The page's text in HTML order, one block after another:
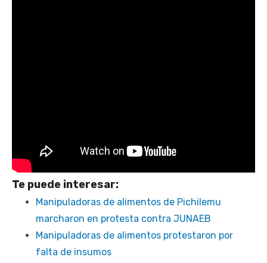
Te puede interesar:
Manipuladoras de alimentos de Pichilemu
marcharon en protesta contra JUNAEB
Manipuladoras de alimentos protestaron por
falta de insumos